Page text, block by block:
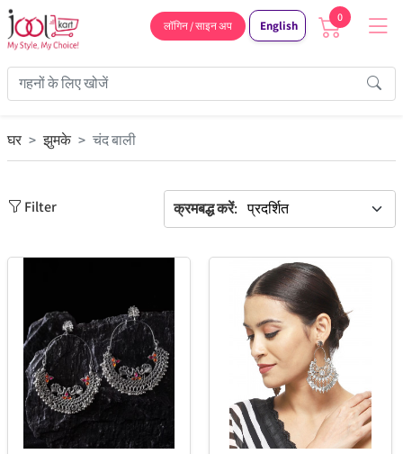
लॉगिन / साइन अप English
0
घर झुमके चंद बाली
Filter क्रमबद्ध करें: